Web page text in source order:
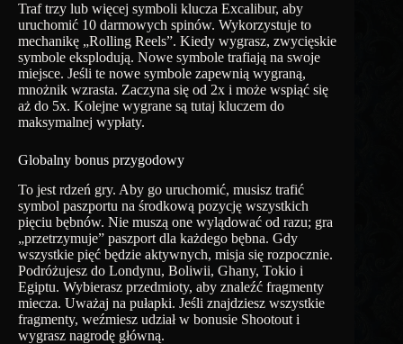
Traf trzy lub więcej symboli klucza Excalibur, aby
uruchomić 10 darmowych spinów. Wykorzystuje to
mechanikę „Rolling Reels”. Kiedy wygrasz, zwycięskie
symbole eksplodują. Nowe symbole trafiają na swoje
miejsce. Jeśli te nowe symbole zapewnią wygraną,
mnożnik wzrasta. Zaczyna się od 2x i może wspiąć się
aż do 5x. Kolejne wygrane są tutaj kluczem do
maksymalnej wypłaty.
Globalny bonus przygodowy
To jest rdzeń gry. Aby go uruchomić, musisz trafić
symbol paszportu na środkową pozycję wszystkich
pięciu bębnów. Nie muszą one wylądować od razu; gra
„przetrzymuje” paszport dla każdego bębna. Gdy
wszystkie pięć będzie aktywnych, misja się rozpocznie.
Podróżujesz do Londynu, Boliwii, Ghany, Tokio i
Egiptu. Wybierasz przedmioty, aby znaleźć fragmenty
miecza. Uważaj na pułapki. Jeśli znajdziesz wszystkie
fragmenty, weźmiesz udział w bonusie Shootout i
wygrasz nagrodę główną.